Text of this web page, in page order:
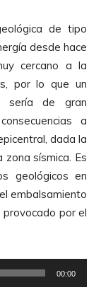
de tipo
desde hace
cercano a la
por lo que un
sería de gran
a
dada la
sísmica. Es
geológicos en
embalsamiento
provocado por el
00:00